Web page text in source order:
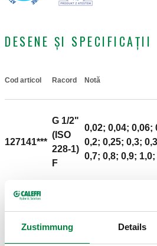
Zustimmung Details
DESENE ȘI SPECIFICAȚII
Cod articol Racord Notă
127141***
G 1/2"
(ISO
228-1)
F
0,02; 0,04; 0,06;
0,2; 0,25; 0,3;
0,7; 0,8; 0,9;
Desene 2D